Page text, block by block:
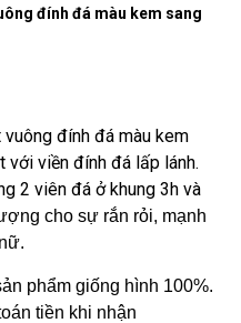
đính đá màu kem sang
đính đá màu kem
viền đính đá lấp lánh.
2 viên đá ở khung 3h và
cho sự rắn rỏi, mạnh
phẩm giống hình 100%.
tiền khi nhận